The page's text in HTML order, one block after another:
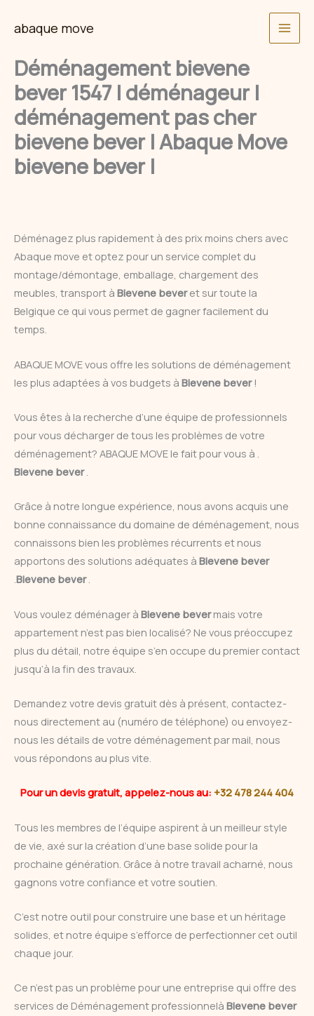
abaque move
Déménagement bievene
bever 1547 | déménageur |
déménagement pas cher
bievene bever | Abaque Move
bievene bever |
Déménagez plus rapidement à des prix moins chers avec
Abaque move et optez pour un service complet du
montage/démontage, emballage, chargement des
meubles, transport à Bievene beveret sur toute la
Belgique ce qui vous permet de gagner facilement du
temps.
ABAQUE MOVE vous offre les solutions de déménagement
les plus adaptées à vos budgets à Bievene bever !
Vous êtes à la recherche d’une équipe de professionnels
pour vous décharger de tous les problèmes de votre
déménagement? ABAQUE MOVE le fait pour vous à .
Bievene bever
Grâce à notre longue expérience, nous avons acquis une
bonne connaissance du domaine de déménagement, nous
connaissons bien les problèmes récurrents et nous
apportons des solutions adéquates à Bievene bever
.Bievene bever.
Vous voulez déménager à Bievene bevermais votre
appartement n’est pas bien localisé? Ne vous préoccupez
plus du détail, notre équipe s’en occupe du premier contact
jusqu’à la fin des travaux.
Demandez votre devis gratuit dès à présent, contactez-
nous directement au (numéro de téléphone) ou envoyez-
nous les détails de votre déménagement par mail, nous
vous répondons au plus vite.
Pour un devis gratuit, appelez-nous au: +32 478 244 404
Tous les membres de l’équipe aspirent à un meilleur style
de vie, axé sur la création d’une base solide pour la
prochaine génération. Grâce à notre travail acharné, nous
gagnons votre confiance et votre soutien.
C’est notre outil pour construire une base et un héritage
solides, et notre équipe s’efforce de perfectionner cet outil
chaque jour.
Ce n’est pas un problème pour une entreprise qui offre des
services de Déménagement professionnelà Bievene bever